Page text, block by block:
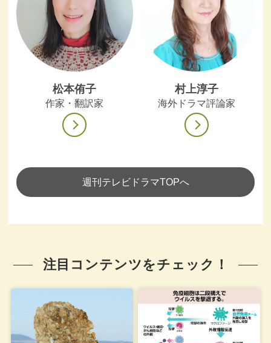
松本侑子
作家・翻訳家
村上淳子
海外ドラマ評論家
週刊テレビドラマTOPへ
注目コンテンツをチェック！